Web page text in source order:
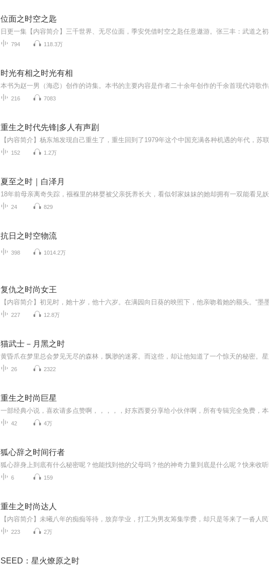
位面之时空之匙
794 118.3万
时光有相之时光有相
216 7083
重生之时代先锋|多人有声剧
152 1.2万
夏至之时｜白泽月
24 829
抗日之时空物流
398 1014.2万
复仇之时尚女王
227 12.8万
猫武士－月黑之时
26 2322
重生之时尚巨星
42 4万
狐心辞之时间行者
狐心辞身上到底有什么秘密呢？他能找到他的父母吗？他的神奇力量到底是什么呢？快来收听
6 159
重生之时尚达人
223 2万
SEED：星火燎原之时